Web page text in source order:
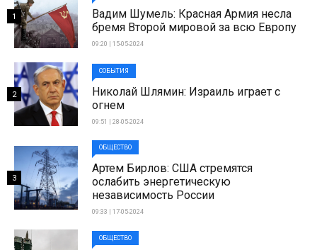
Вадим Шумель: Красная Армия несла
бремя Второй мировой за всю Европу
09:20 | 15-05-2024
1
СОБЫТИЯ
Николай Шлямин: Израиль играет с
огнем
09:51 | 28-05-2024
2
ОБЩЕСТВО
Артем Бирлов: США стремятся
ослабить энергетическую
независимость России
09:33 | 17-05-2024
3
ОБЩЕСТВО